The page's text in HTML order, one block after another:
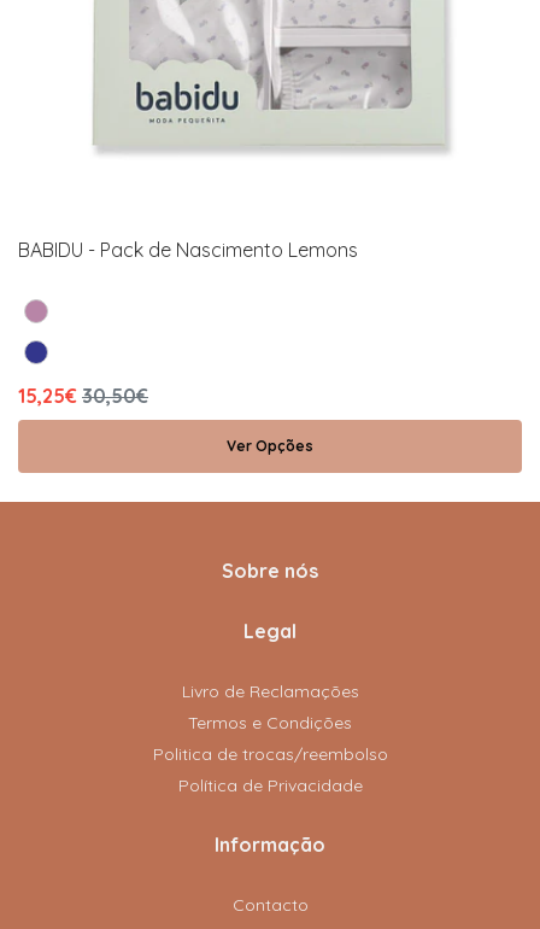
BABIDU - Pack de Nascimento Lemons
15,25€ 30,50€
Ver Opções
Sobre nós
Legal
Livro de Reclamações
Termos e Condições
Politica de trocas/reembolso
Política de Privacidade
Informação
Contacto